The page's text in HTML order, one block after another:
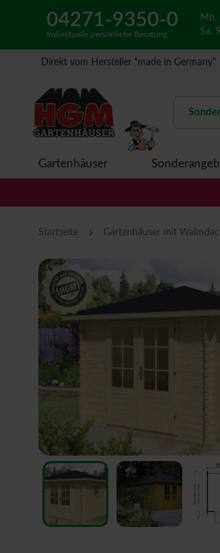
04271-9350-0
Individuelle persönliche Beratung
Mo.
Sa.
Direkt vom Hersteller "made in Germany"
Gartenhäuser
Startseite › Gartenhäuser mit